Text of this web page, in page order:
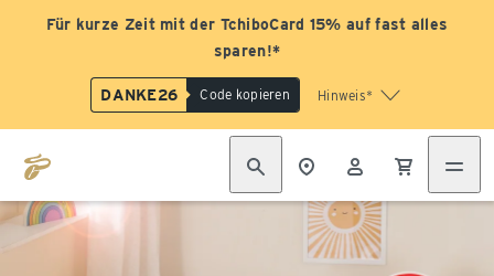
Für kurze Zeit mit der TchiboCard 15% auf fast alles
sparen!*
DANKE26 Code kopieren Hinweis*